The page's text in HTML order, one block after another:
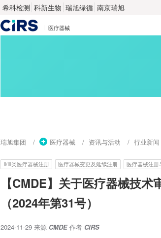
希科检测 科新生物 瑞旭绿循 南京瑞旭
医疗器械
瑞旭集团 医疗器械 资讯与活动 行业新闻
Ⅱ/Ⅲ类医疗器械注册 医疗器械变更及延续注册 医疗器械注册
【CMDE】关于医疗器械技
（2024年第31号）
2024-11-29 来源 CMDE 作者 CIRS